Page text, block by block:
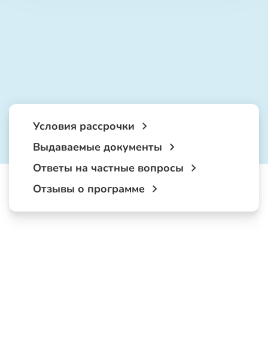
Условия рассрочки
Выдаваемые документы
Ответы на частные вопросы
Отзывы о программе